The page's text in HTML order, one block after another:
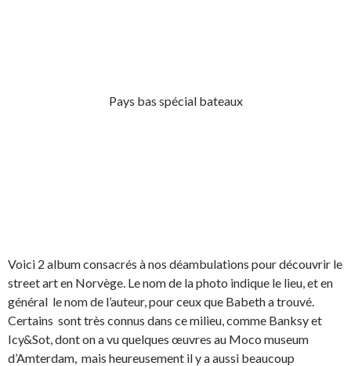
Pays bas spécial bateaux
Voici 2 album consacrés à nos déambulations pour découvrir le
street art en Norvège. Le nom de la photo indique le lieu, et en
général le nom de l’auteur, pour ceux que Babeth a trouvé.
Certains sont très connus dans ce milieu, comme Banksy et
Icy&Sot, dont on a vu quelques œuvres au Moco museum
d’Amterdam, mais heureusement il y a aussi beaucoup